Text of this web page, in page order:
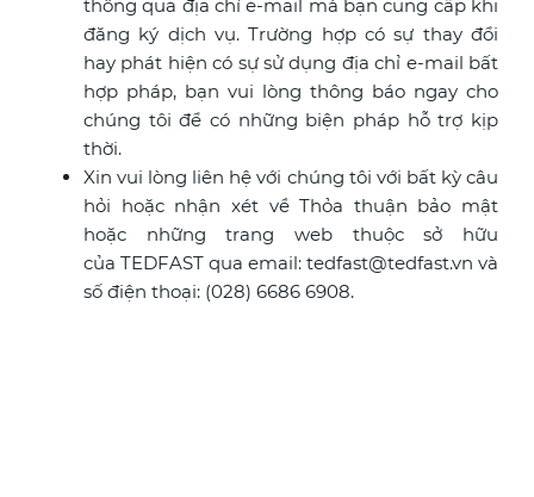
thông qua địa chỉ e-mail mà bạn cung cấp khi
đăng ký dịch vụ. Trường hợp có sự thay đổi
hay phát hiện có sự sử dụng địa chỉ e-mail bất
hợp pháp, bạn vui lòng thông báo ngay cho
chúng tôi để có những biện pháp hỗ trợ kịp
thời.
Xin vui lòng liên hệ với chúng tôi với bất kỳ câu
hỏi hoặc nhận xét về Thỏa thuận bảo mật
hoặc những trang web thuộc sở hữu
của TEDFAST qua email: tedfast@tedfast.vn và
số điện thoại: (028) 6686 6908.